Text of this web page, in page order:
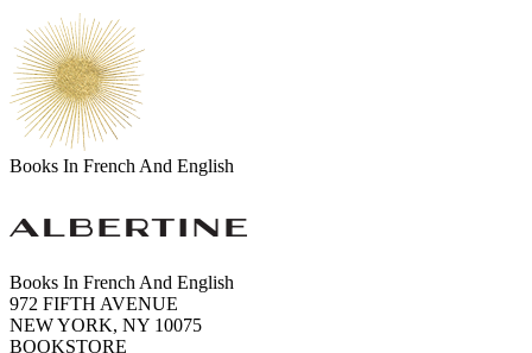
Books In French And English
Books In French And English
972 FIFTH AVENUE
NEW YORK, NY 10075
BOOKSTORE